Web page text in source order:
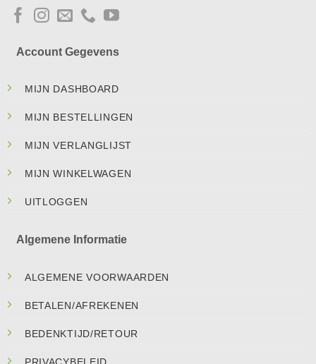
Account Gegevens
MIJN DASHBOARD
MIJN BESTELLINGEN
MIJN VERLANGLIJST
MIJN WINKELWAGEN
UITLOGGEN
Algemene Informatie
ALGEMENE VOORWAARDEN
BETALEN/AFREKENEN
BEDENKTIJD/RETOUR